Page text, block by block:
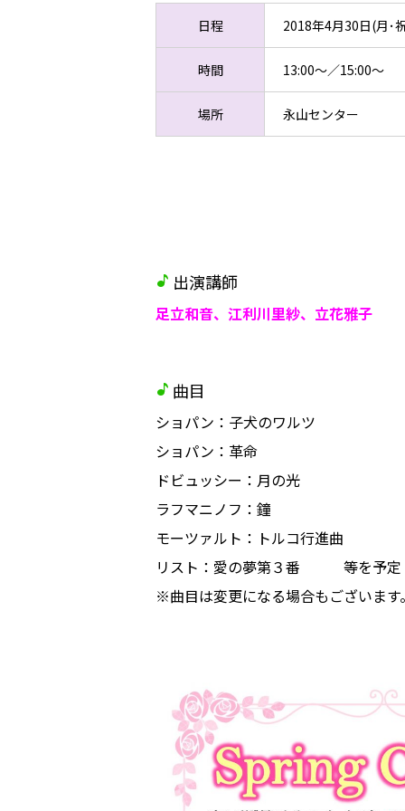
日程 2018年4月30日(月･
時間 13:00～／15:00～
場所 永山センター
出演講師
足立和音、江利川里紗、立花雅子
曲目
ショパン：子犬のワルツ
ショパン：革命
ドビュッシー：月の光
ラフマニノフ：鐘
モーツァルト：トルコ行進曲
リスト：愛の夢第３番 等を予定
※曲目は変更になる場合もございます